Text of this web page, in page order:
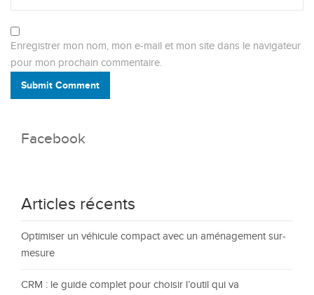
Enregistrer mon nom, mon e-mail et mon site dans le navigateur
pour mon prochain commentaire.
Submit Comment
Facebook
Articles récents
Optimiser un véhicule compact avec un aménagement sur-
mesure
CRM : le guide complet pour choisir l’outil qui va